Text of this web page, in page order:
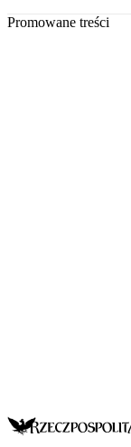
Promowane treści